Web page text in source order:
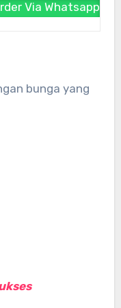
Via Whatsapp
bunga yang